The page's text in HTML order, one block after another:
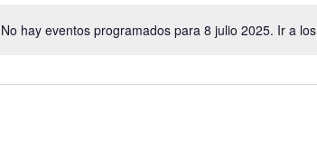
No hay eventos programados para 8 julio 2025. Ir a los